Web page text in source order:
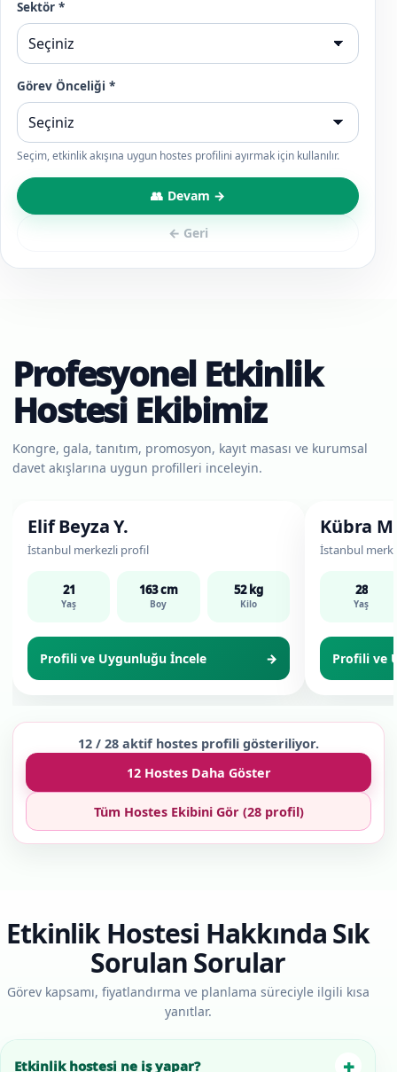
Sektör *
Görev Önceliği *
Seçim, etkinlik akışına uygun hostes profilini ayırmak için kullanılır.
← Geri
Devam →
Profesyonel Etkinlik
Hostesi Ekibimiz
Kongre, gala, tanıtım, promosyon, kayıt masası ve kurumsal
davet akışlarına uygun profilleri inceleyin.
Etkinlik & Karşılama Hostesi
Elif Beyza Y.
İstanbul merkezli profil
21
Yaş
163 cm
Boy
52 kg
Kilo
Profili ve Uygunluğu İncele →
Kübra
İstanbul
28
Yaş
Profili ve
12 / 28 aktif hostes profili gösteriliyor.
12 Hostes Daha Göster
Tüm Hostes Ekibini Gör (28 profil)
Etkinlik Hostesi Hakkında Sık
Sorulan Sorular
Görev kapsamı, fiyatlandırma ve planlama süreciyle ilgili kısa
yanıtlar.
Etkinlik hostesi ne iş yapar? +